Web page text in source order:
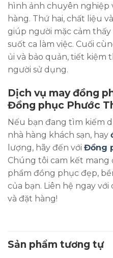
hình ảnh chuyên nghiệp
hàng. Thứ hai, chất liệu
giúp người mặc cảm
suốt ca làm việc. Cuối
ủi và bảo quản, tiết kiệm
người sử dụng.
Dịch vụ may đồng
Đồng phục Phước
Nếu bạn đang tìm kiếm
nhà hàng khách sạn, hay
lượng, hãy đến với Đồng
Chúng tôi cam kết mang
phẩm đồng phục đẹp,
của bạn. Liên hệ ngay
và đặt hàng!
Sản phẩm tương tự